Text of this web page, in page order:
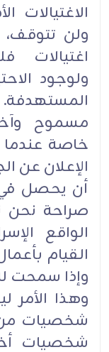
الاغتيالات
ولن
اغتيالات
ولوجود
مسموح
خاصة
الإعلان عن
أن يحصل
صراحة نحن
الواقع
القيام
وإذا سمحت
وهذا
شخصيات من
شخصيات